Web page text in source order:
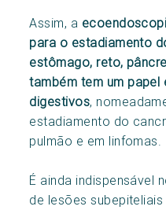
Assim, a
para o estadiamento
estômago, reto,
também tem um papel
digestivos,
estadiamento do
pulmão e em linfomas.
É ainda indispensável
de lesões